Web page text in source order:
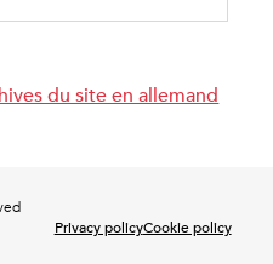
du site en allemand
Privacy policyCookie policy